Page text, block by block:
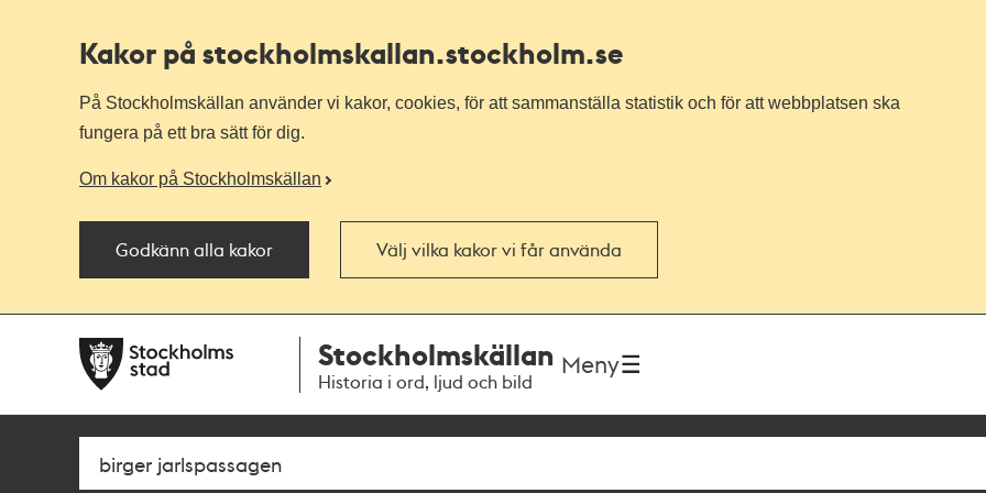
Kakor på stockholmskallan.stockholm.se
På Stockholmskällan använder vi kakor, cookies, för att sammanställa statistik och för att webbplatsen ska
fungera på ett bra sätt för dig.
Om kakor på Stockholmskällan
Godkänn alla kakor Välj vilka kakor vi får använda
navigationen
huvudinnehållet
Stockholmskällan
Historia i ord, ljud och bild
Meny
Sök